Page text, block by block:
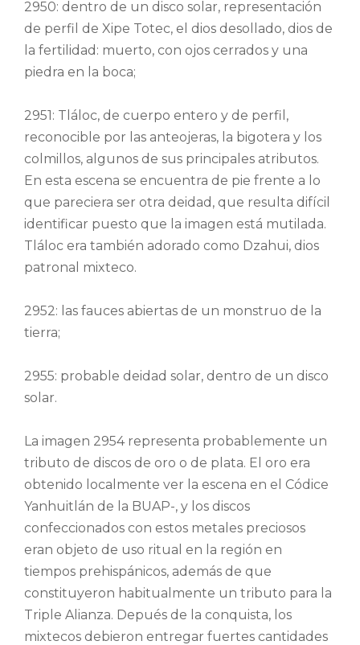
2950: dentro de un disco solar, representación
de perfil de Xipe Totec, el dios desollado, dios de
la fertilidad: muerto, con ojos cerrados y una
piedra en la boca;
2951: Tláloc, de cuerpo entero y de perfil,
reconocible por las anteojeras, la bigotera y los
colmillos, algunos de sus principales atributos.
En esta escena se encuentra de pie frente a lo
que pareciera ser otra deidad, que resulta difícil
identificar puesto que la imagen está mutilada.
Tláloc era también adorado como Dzahui, dios
patronal mixteco.
2952: las fauces abiertas de un monstruo de la
tierra;
2955: probable deidad solar, dentro de un disco
solar.
La imagen 2954 representa probablemente un
tributo de discos de oro o de plata. El oro era
obtenido localmente ver la escena en el Códice
Yanhuitlán de la BUAP-, y los discos
confeccionados con estos metales preciosos
eran objeto de uso ritual en la región en
tiempos prehispánicos, además de que
constituyeron habitualmente un tributo para la
Triple Alianza. Depués de la conquista, los
mixtecos debieron entregar fuertes cantidades